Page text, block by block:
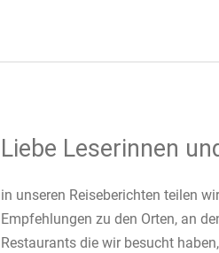
Liebe Leserinnen
in unseren Reiseberichten teilen
Empfehlungen zu den Orten, an
Restaurants die wir besucht